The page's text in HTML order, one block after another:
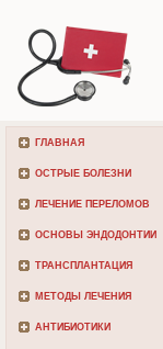
ГЛАВНАЯ
ОСТРЫЕ БОЛЕЗНИ
ЛЕЧЕНИЕ ПЕРЕЛОМОВ
ОСНОВЫ ЭНДОДОНТИИ
ТРАНСПЛАНТАЦИЯ
МЕТОДЫ ЛЕЧЕНИЯ
АНТИБИОТИКИ